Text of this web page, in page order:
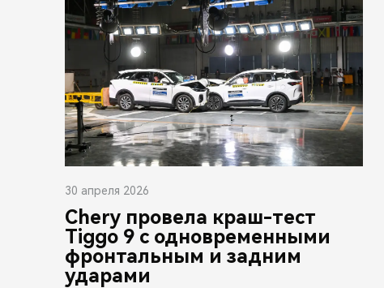
30 апреля 2026
Chery провела краш-тест
Tiggo 9 с одновременными
фронтальным и задним
ударами